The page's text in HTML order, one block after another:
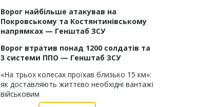
Ворог найбільше атакував на
Покровському та Костянтинівському
напрямках — Генштаб ЗСУ
Ворог втратив понад 1200 солдатів та
3 системи ППО — Генштаб ЗСУ
«На трьох колесах проїхав близько 15 км»:
як доставляють життєво необхідні вантажі
військовим